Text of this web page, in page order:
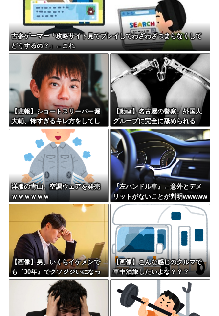
古参ゲーマー「攻略サイト見てプレイしてわざわざつまらなくして
どうするの？」←これ
【悲報】ショートスリーパー堀
大輔、怖すぎるキレ方をしてし
まう・・・
【動画】名古屋の警察、外国人
グループに完全に舐められる
洋服の青山、空調ウェアを発売
ｗｗｗｗｗｗ
『左ハンドル車』←意外とデメ
リットがないことが判明wwwww
ww
【画像】男、いくらイケメンで
も『30年』でクソジジいになっ
てしまう
【画像】こんな感じのクルマで
車中泊旅したいよな？？？